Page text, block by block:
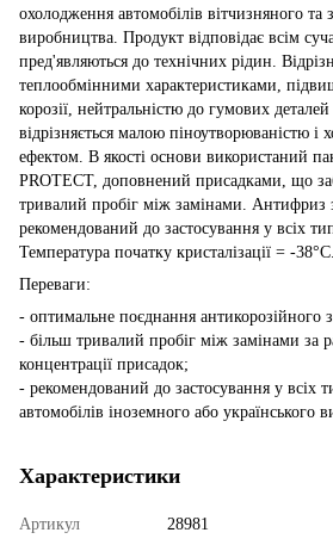
охолодження автомобілів вітчизняного та
виробництва. Продукт відповідає всім
пред'являються до технічних рідин.
теплообмінними характеристиками,
корозії, нейтральністю до гумових
відрізняється малою піноутворюваністю
ефектом. В якості основи використаний
PROTECT, доповнений присадками, що
тривалий пробіг між замінами. Антифриз
рекомендований до застосування у всіх
Температура початку кристалізації = -38°С.
Переваги:
- оптимальне поєднання антикорозійного
- більш тривалий пробіг між замінами за
концентрації присадок;
- рекомендований до застосування у всіх
автомобілів іноземного або українського
Характеристики
Артикул
28981